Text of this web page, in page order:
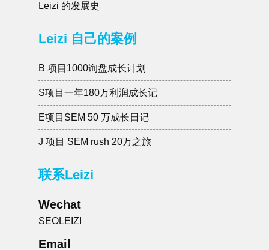
Leizi 的发展史
Leizi 自己的案例
B 项目1000询盘成长计划
S项目一年180万利润成长记
E项目SEM 50 万成长日记
J 项目 SEM rush 20万之旅
联系Leizi
Wechat
SEOLEIZI
Email